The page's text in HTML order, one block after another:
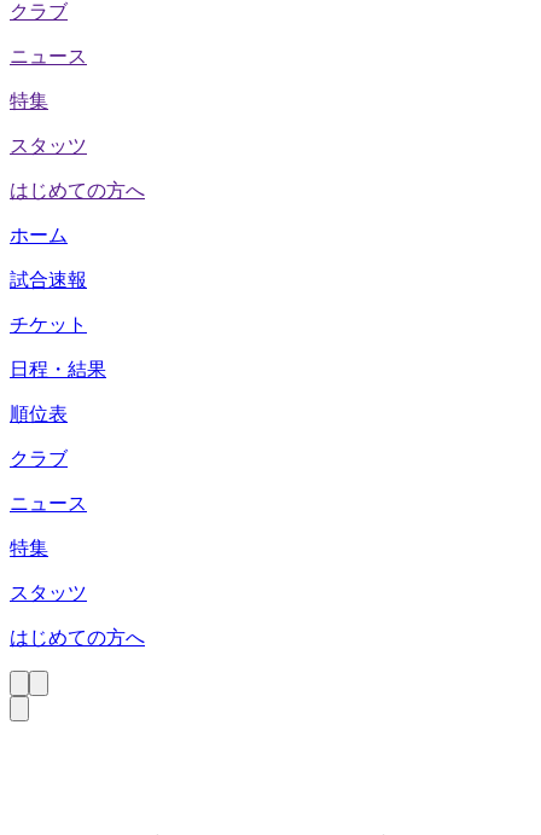
クラブ
ニュース
特集
スタッツ
はじめての方へ
ホーム
試合速報
チケット
日程・結果
順位表
クラブ
ニュース
特集
スタッツ
はじめての方へ